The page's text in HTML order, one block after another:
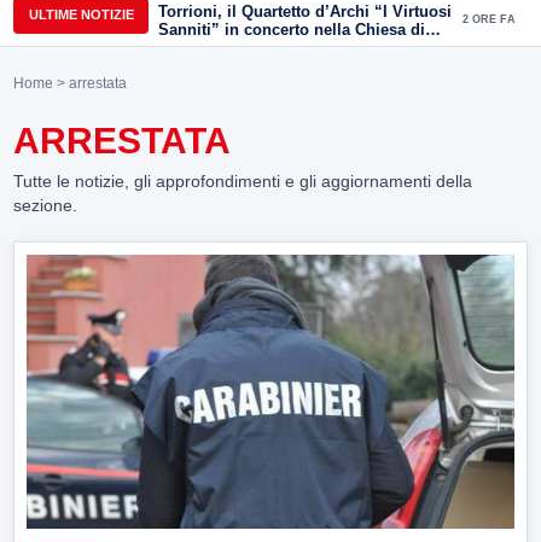
ULTIME NOTIZIE
Torrioni, il Quartetto d’Archi “I Virtuosi
Sanniti” in concerto nella Chiesa di
San Michele Arcangelo
2 ORE FA
Home > arrestata
ARRESTATA
Tutte le notizie, gli approfondimenti e gli aggiornamenti della
sezione.